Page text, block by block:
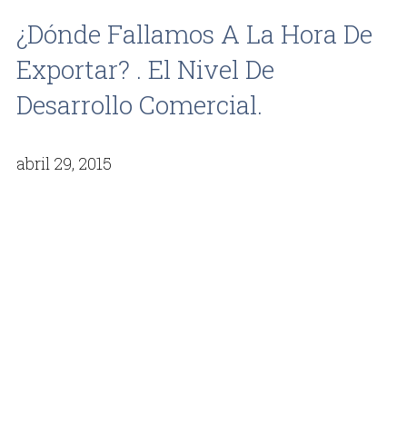
¿Dónde Fallamos A La Hora De
Exportar? . El Nivel De
Desarrollo Comercial.
abril 29, 2015